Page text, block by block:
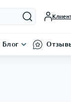
Блог